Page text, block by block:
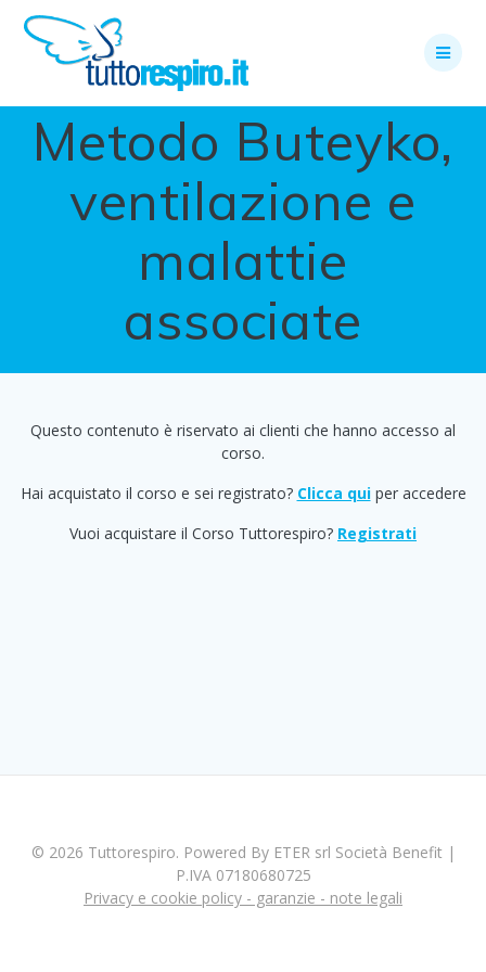
content
Metodo Buteyko,
ventilazione e
malattie
associate
Questo contenuto è riservato ai clienti che hanno accesso al
corso.
Hai acquistato il corso e sei registrato? Clicca quiper accedere
Vuoi acquistare il Corso Tuttorespiro? Registrati
© 2026 Tuttorespiro. Powered By ETER srl Società Benefit |
P.IVA 07180680725
Privacy e cookie policy - garanzie - note legali